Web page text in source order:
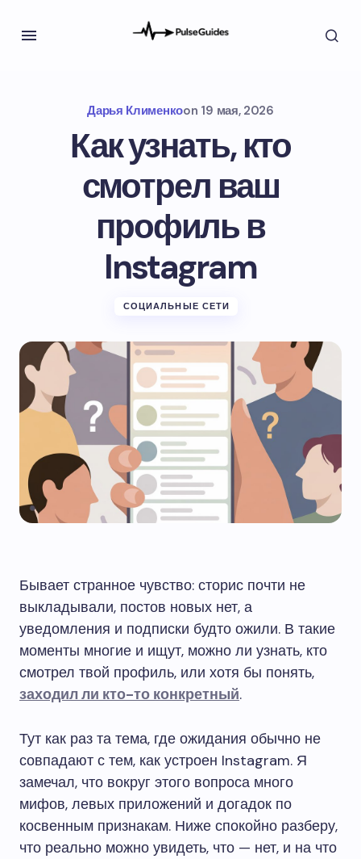
Дарья Клименкоon 19 мая, 2026
Как узнать, кто
смотрел ваш
профиль в
Instagram
СОЦИАЛЬНЫЕ СЕТИ
Бывает странное чувство: сторис почти не
выкладывали, постов новых нет, а
уведомления и подписки будто ожили. В такие
моменты многие и ищут, можно ли узнать, кто
смотрел твой профиль, или хотя бы понять,
заходил ли кто-то конкретный.
Тут как раз та тема, где ожидания обычно не
совпадают с тем, как устроен Instagram. Я
замечал, что вокруг этого вопроса много
мифов, левых приложений и догадок по
косвенным признакам. Ниже спокойно разберу,
что реально можно увидеть, что — нет, и на что